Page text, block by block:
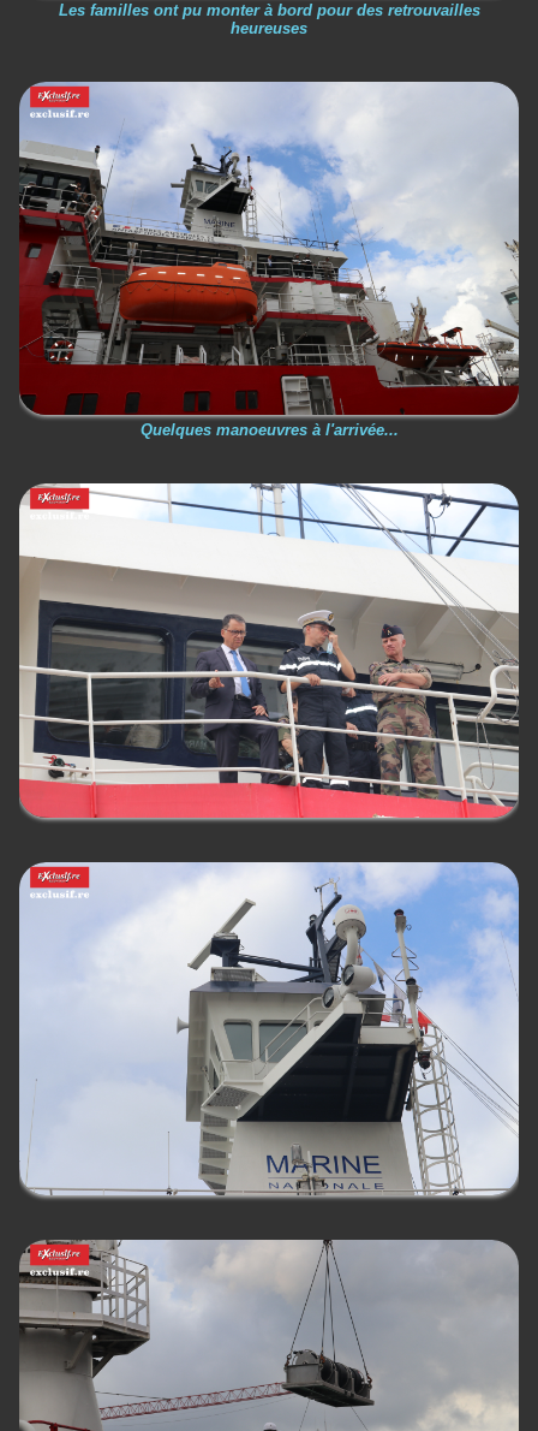
Les familles ont pu monter à bord pour des retrouvailles
heureuses
Quelques manoeuvres à l'arrivée...